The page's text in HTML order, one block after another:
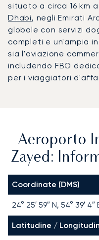
situato a circa 16 km
Dhabi, negli Emirati
globale con servizi
completi e un'ampia
sia l'aviazione
includendo FBO
per i viaggiatori
Aeroporto
Zayed:
Coordinate (DMS)
24° 25′ 59″ N, 54° 39′ 4″
Latitudine /